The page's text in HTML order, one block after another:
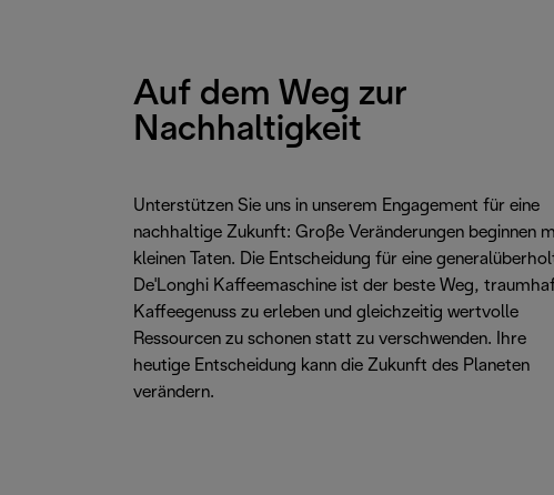
Auf dem Weg zur
Nachhaltigkeit
Unterstützen Sie uns in unserem Engagement für eine
nachhaltige Zukunft: Große Veränderungen beginnen
kleinen Taten. Die Entscheidung für eine
De'Longhi Kaffeemaschine ist der beste Weg,
Kaffeegenuss zu erleben und gleichzeitig wertvolle
Ressourcen zu schonen statt zu verschwenden. Ihre
heutige Entscheidung kann die Zukunft des Planeten
verändern.